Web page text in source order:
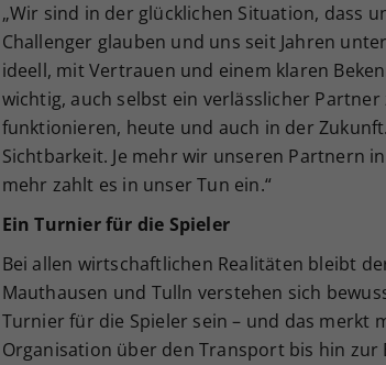
„Wir sind in der glücklichen Situation, dass
Challenger glauben und uns seit Jahren
ideell, mit Vertrauen und einem klaren
wichtig, auch selbst ein verlässlicher
funktionieren, heute und auch in der
Sichtbarkeit. Je mehr wir unseren Partnern
mehr zahlt es in unser Tun ein.“
Ein Turnier für die Spieler
Bei allen wirtschaftlichen Realitäten bleibt
Mauthausen und Tulln verstehen sich
Turnier für die Spieler sein – und das merkt
Organisation über den Transport bis hin